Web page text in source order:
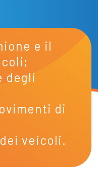
e il
degli
di
veicoli.